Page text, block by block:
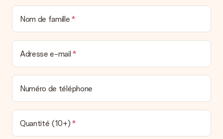
Nom de famille
Adresse e-mail
Numéro de téléphone
Quantité (10+)